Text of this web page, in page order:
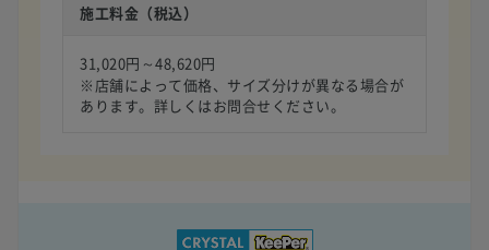
施工料金（税込）
31,020円～48,620円
※店舗によって価格、サイズ分けが異なる場合が
あります。詳しくはお問合せください。